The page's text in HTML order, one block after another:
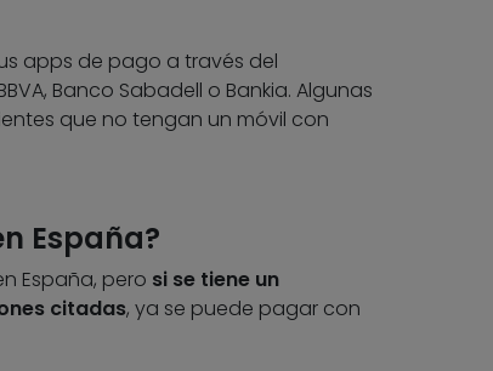
apps de pago a través del
Banco Sabadell o Bankia. Algunas
que no tengan un móvil con
España?
España, pero si se tiene un
citadas, ya se puede pagar con